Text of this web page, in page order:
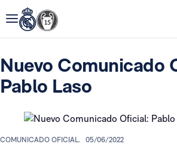
Nuevo Comunicado
Pablo Laso
COMUNICADO OFICIAL. 05/06/2022